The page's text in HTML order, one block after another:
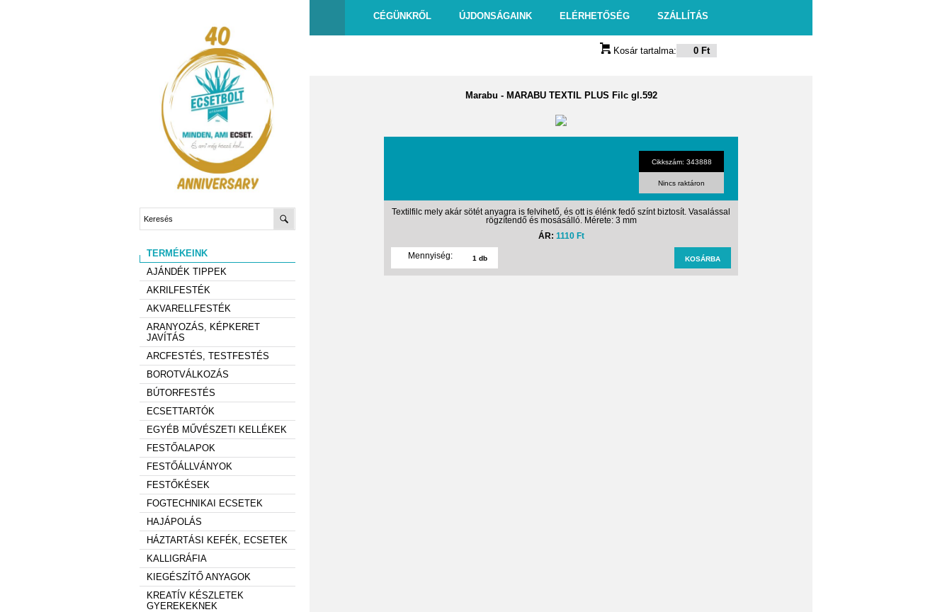
TERMÉKEINK
AJÁNDÉK TIPPEK
AKRILFESTÉK
AKVARELLFESTÉK
ARANYOZÁS, KÉPKERET
JAVÍTÁS
ARCFESTÉS, TESTFESTÉS
BOROTVÁLKOZÁS
BÚTORFESTÉS
ECSETTARTÓK
EGYÉB MŰVÉSZETI KELLÉKEK
FESTŐALAPOK
FESTŐÁLLVÁNYOK
FESTŐKÉSEK
FOGTECHNIKAI ECSETEK
HAJÁPOLÁS
HÁZTARTÁSI KEFÉK, ECSETEK
KALLIGRÁFIA
KIEGÉSZÍTŐ ANYAGOK
KREATÍV KÉSZLETEK
GYEREKEKNEK
CÉGÜNKRŐL ÚJDONSÁGAINK ELÉRHETŐSÉG SZÁLLÍTÁS
Kosár tartalma: 0 Ft
Marabu - MARABU TEXTIL PLUS Filc gl.592
Cikkszám: 343888
Nincs raktáron
Textilfilc mely akár sötét anyagra is felvihető, és ott is élénk fedő színt biztosít. Vasalással
rögzítendő és mosásálló. Mérete: 3 mm
ÁR: 1110 Ft
Mennyiség: